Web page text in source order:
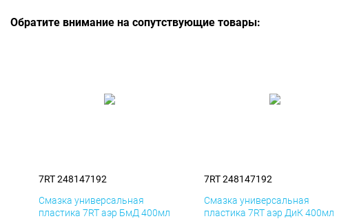
Обратите внимание на сопутствующие товары:
7RT 248147192
Смазка универсальная
пластика 7RT аэр БмД 400мл
7RT 248147192
Смазка универсальная
пластика 7RT аэр ДиК 400мл